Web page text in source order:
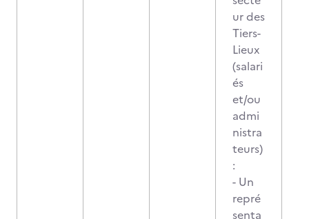
ur des
Tiers-
Lieux
(salari
és
et/ou
admi
nistra
teurs)
:
- Un
repré
senta